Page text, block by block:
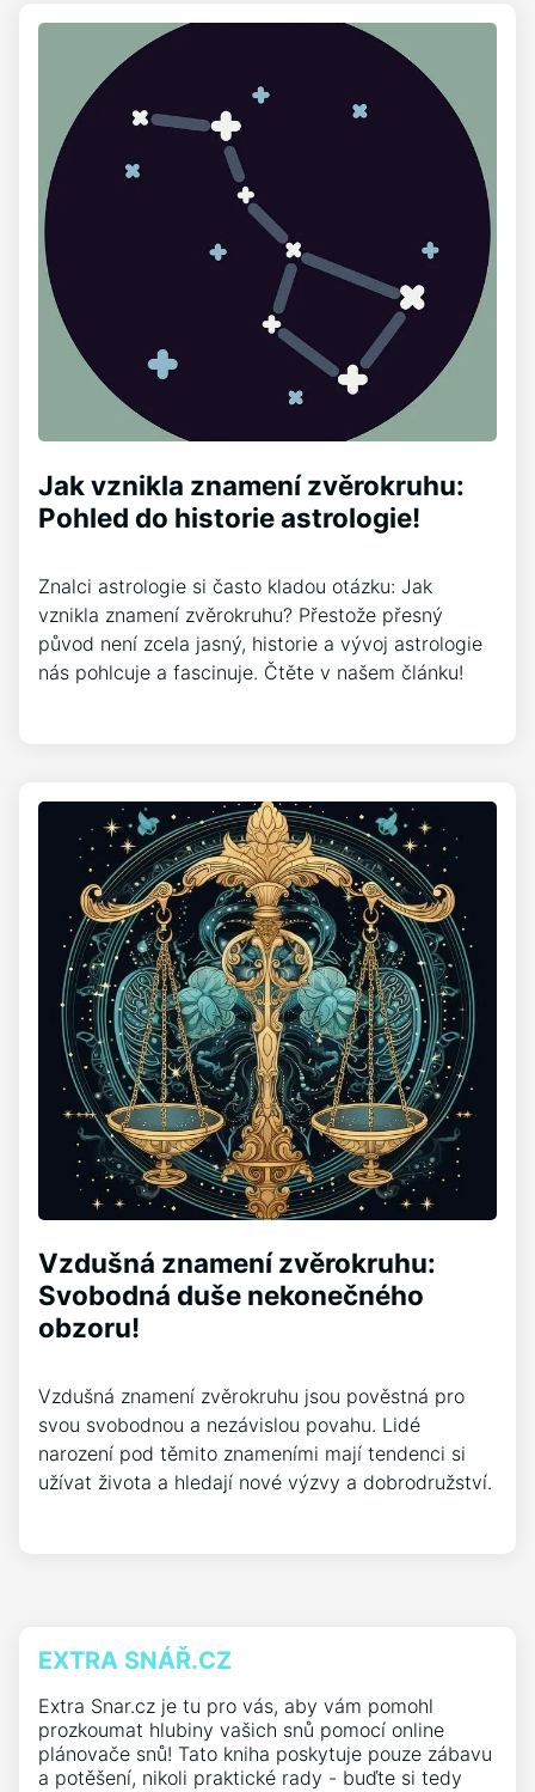
Jak vznikla znamení zvěrokruhu:
Pohled do historie astrologie!
Znalci astrologie si často kladou otázku: Jak
vznikla znamení zvěrokruhu? Přestože přesný
původ není zcela jasný, historie a vývoj astrologie
nás pohlcuje a fascinuje. Čtěte v našem článku!
Vzdušná znamení zvěrokruhu:
Svobodná duše nekonečného
obzoru!
Vzdušná znamení zvěrokruhu jsou pověstná pro
svou svobodnou a nezávislou povahu. Lidé
narození pod těmito znameními mají tendenci si
užívat života a hledají nové výzvy a dobrodružství.
EXTRA SNÁŘ.CZ
Extra Snar.cz je tu pro vás, aby vám pomohl
prozkoumat hlubiny vašich snů pomocí online
plánovače snů! Tato kniha poskytuje pouze zábavu
a potěšení, nikoli praktické rady - buďte si tedy